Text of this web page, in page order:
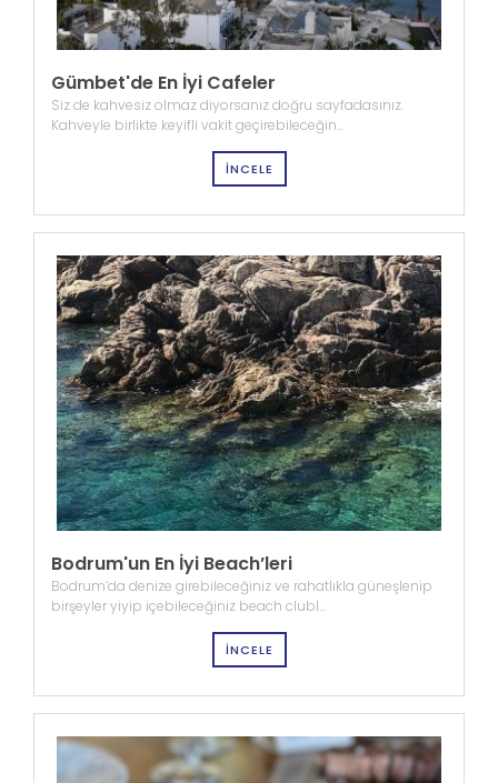
Gümbet'de En İyi Cafeler
Siz de kahvesiz olmaz diyorsanız doğru sayfadasınız.
Kahveyle birlikte keyifli vakit geçirebileceğin...
İNCELE
Bodrum'un En İyi Beach’leri
Bodrum’da denize girebileceğiniz ve rahatlıkla güneşlenip
birşeyler yiyip içebileceğiniz beach clubl...
İNCELE